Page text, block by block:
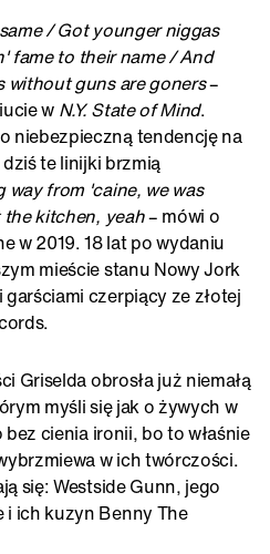
/ Got younger niggas
fame to their name / And
without guns are goners–
w N.Y. State of Mind.
niebezpieczną tendencję na
te linijki brzmią
way from 'caine, we was
the kitchen, yeah– mówi o
w 2019. 18 lat po wydaniu
mieście stanu Nowy Jork
czerpiący ze złotej
Griselda obrosła już niemałą
myśli się jak o żywych w
cienia ironii, bo to właśnie
w ich twórczości.
się: Westside Gunn, jego
i ich kuzyn Benny The